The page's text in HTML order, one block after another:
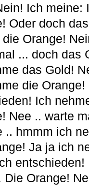
Ich meine:
Oder doch
die Orange!
... doch das
das Gold!
die
Ich
Nee .. warte
.. hmmm ich
Ja ja ich
Die Orange!